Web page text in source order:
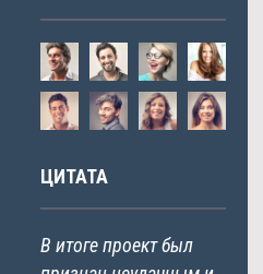
ЦИТАТА
В итоге проект был